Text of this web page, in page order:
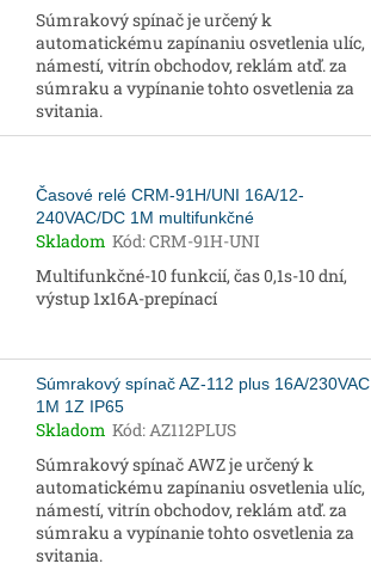
Súmrakový spínač je určený k
automatickému zapínaniu osvetlenia ulíc,
námestí, vitrín obchodov, reklám atď. za
súmraku a vypínanie tohto osvetlenia za
svitania.
Časové relé CRM-91H/UNI 16A/12-
240VAC/DC 1M multifunkčné
Skladom Kód:CRM-91H-UNI
Multifunkčné-10 funkcií, čas 0,1s-10 dní,
výstup 1x16A-prepínací
Súmrakový spínač AZ-112 plus 16A/230VAC
1M 1Z IP65
Skladom Kód:AZ112PLUS
Súmrakový spínač AWZ je určený k
automatickému zapínaniu osvetlenia ulíc,
námestí, vitrín obchodov, reklám atď. za
súmraku a vypínanie tohto osvetlenia za
svitania.